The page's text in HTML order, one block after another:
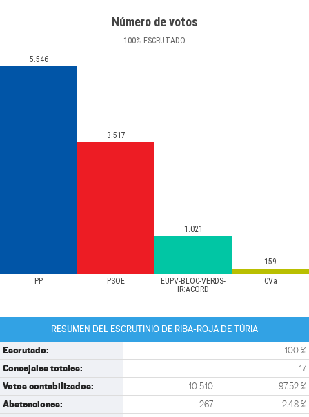
Número de votos
100% ESCRUTADO
PP PSOE
EUPV-BLOC-VERDS-
IR:ACORD
CVa
5.546
3.517
1.021
159
RESUMEN DEL ESCRUTINIO DE RIBA-ROJA DE TÚRIA
Escrutado: 100 %
Concejales totales: 17
Votos contabilizados: 10.510 97,52 %
Abstenciones: 267 2,48 %